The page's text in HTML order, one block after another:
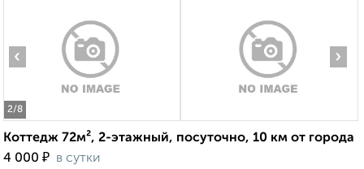
2/8
‹ ›
Коттедж 72м², 2-этажный, посуточно, 10 км от города
4 000 ₽ в сутки